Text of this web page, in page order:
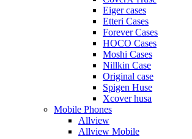
Eiger cases
Etteri Cases
Forever Cases
HOCO Cases
Moshi Cases
Nillkin Case
Original case
Spigen Huse
Xcover husa
Mobile Phones
Allview
Allview Mobile